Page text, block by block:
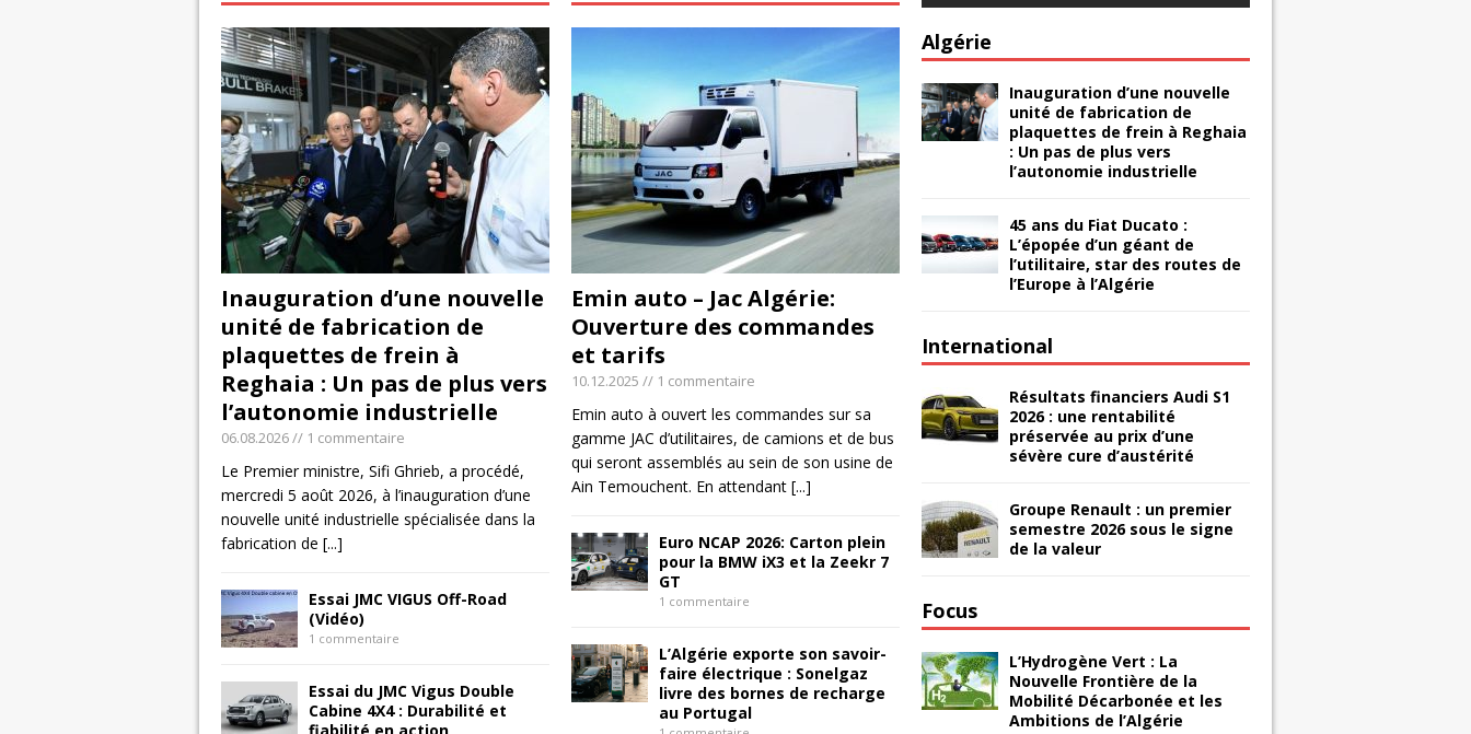
Inauguration d’une nouvelle
unité de fabrication de
plaquettes de frein à
Reghaia : Un pas de plus vers
l’autonomie industrielle
06.08.2026 // 1 commentaire
Le Premier ministre, Sifi Ghrieb, a procédé,
mercredi 5 août 2026, à l’inauguration d’une
nouvelle unité industrielle spécialisée dans la
fabrication de [...]
Essai JMC VIGUS Off-Road
(Vidéo)
1 commentaire
Essai du JMC Vigus Double
Cabine 4X4 : Durabilité et
Emin auto – Jac Algérie:
Ouverture des commandes
et tarifs
10.12.2025 // 1 commentaire
Emin auto à ouvert les commandes sur sa
gamme JAC d’utilitaires, de camions et de bus
qui seront assemblés au sein de son usine de
Ain Temouchent. En attendant [...]
Euro NCAP 2026: Carton plein
pour la BMW iX3 et la Zeekr 7
GT
1 commentaire
L’Algérie exporte son savoir-
faire électrique : Sonelgaz
livre des bornes de recharge
au Portugal
Algérie
Inauguration d’une nouvelle
unité de fabrication de
plaquettes de frein à Reghaia
: Un pas de plus vers
l’autonomie industrielle
45 ans du Fiat Ducato :
L’épopée d’un géant de
l’utilitaire, star des routes de
l’Europe à l’Algérie
International
Résultats financiers Audi S1
2026 : une rentabilité
préservée au prix d’une
sévère cure d’austérité
Groupe Renault : un premier
semestre 2026 sous le signe
de la valeur
Focus
L’Hydrogène Vert : La
Nouvelle Frontière de la
Mobilité Décarbonée et les
Ambitions de l’Algérie